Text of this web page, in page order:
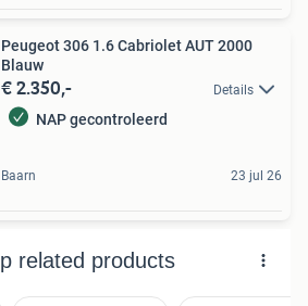
Peugeot 306 1.6 Cabriolet AUT 2000
Blauw
€ 2.350,- Details
NAP gecontroleerd
Baarn 23 jul 26